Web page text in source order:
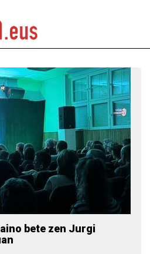
bete zen Jurgi